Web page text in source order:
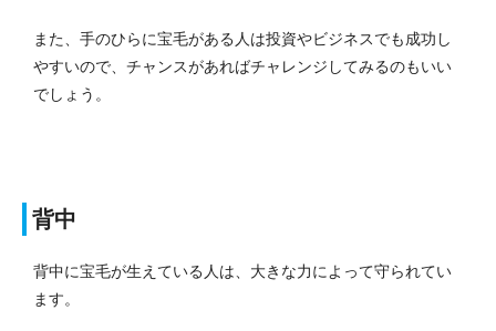
また、手のひらに宝毛がある人は投資やビジネスでも成功し
やすいので、チャンスがあればチャレンジしてみるのもいい
でしょう。
背中
背中に宝毛が生えている人は、大きな力によって守られてい
ます。